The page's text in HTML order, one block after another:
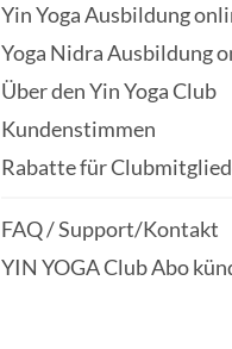
Yin Yoga Ausbildung
Yoga Nidra Ausbildung
Über den Yin Yoga Club
Kundenstimmen
Rabatte für
FAQ / Support/Kontakt
YIN YOGA Club Abo